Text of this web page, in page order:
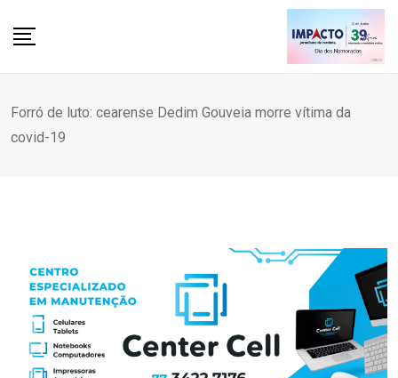
Forró de luto: cearense Dedim Gouveia morre vítima da
covid-19